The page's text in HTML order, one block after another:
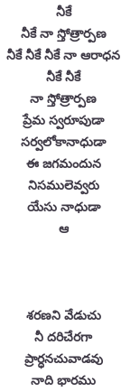
నీకే
నీకే నా స్తోత్రార్పణ
నీకే నీకే నీకే నా ఆరాధన
నీకే నీకే
నా స్తోత్రార్పణ
ప్రేమ స్వరూపుడా
సర్వలోకానాధుడా
ఈ జగమందున
నిసములెవ్వరు
యేసు నాధుడా
ఆ
శరణని వేడుచు
నీ దరిచేరగా
ప్రార్ధనచువాడవు
నాది భారము